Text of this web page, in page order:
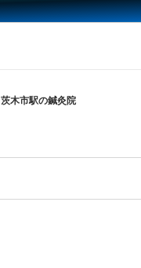
茨木市駅の鍼灸院